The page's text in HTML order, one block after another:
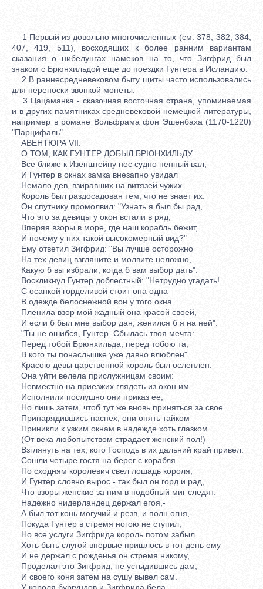
1 Первый из довольно многочисленных (см. 378, 382, 384,
407, 419, 511), восходящих к более ранним вариантам
сказания о нибелунгах намеков на то, что Зигфрид был
знаком с Брюнхильдой еще до поездки Гунтера в Исландию.
2 В раннесредневековом быту щиты часто использовались
для переноски звонкой монеты.
3 Цацаманка - сказочная восточная страна, упоминаемая
и в других памятниках средневековой немецкой литературы,
например в романе Вольфрама фон Эшенбаха (1170-1220)
"Парцифаль".
АВЕНТЮРА VII.
О ТОМ, КАК ГУНТЕР ДОБЫЛ БРЮНХИЛЬДУ
Все ближе к Изенштейну нес судно пенный вал,
И Гунтер в окнах замка внезапно увидал
Немало дев, взиравших на витязей чужих.
Король был раздосадован тем, что не знает их.
Он спутнику промолвил: "Узнать я был бы рад,
Что это за девицы у окон встали в ряд,
Вперяя взоры в море, где наш корабль бежит,
И почему у них такой высокомерный вид?"
Ему ответил Зигфрид: "Вы лучше осторожно
На тех девиц взгляните и молвите неложно,
Какую б вы избрали, когда б вам выбор дать".
Воскликнул Гунтер доблестный: "Нетрудно угадать!
С осанкой горделивой стоит она одна
В одежде белоснежной вон у того окна.
Пленила взор мой жадный она красой своей,
И если б был мне выбор дан, женился б я на ней".
"Ты не ошибся, Гунтер. Сбылась твоя мечта:
Перед тобой Брюнхильда, перед тобою та,
В кого ты понаслышке уже давно влюблен".
Красою девы царственной король был ослеплен.
Она уйти велела прислужницам своим:
Невместно на приезжих глядеть из окон им.
Исполнили послушно они приказ ее,
Но лишь затем, чтоб тут же вновь приняться за свое.
Принарядившись наспех, они опять тайком
Приникли к узким окнам в надежде хоть глазком
(От века любопытством страдает женский пол!)
Взглянуть на тех, кого Господь в их дальний край привел.
Сошли четыре гостя на берег с корабля.
По сходням королевич свел лошадь короля,
И Гунтер словно вырос - так был он горд и рад,
Что взоры женские за ним в подобный миг следят.
Надежно нидерландец держал егоя,-
А был тот конь могучий и резв, и полн огня,-
Покуда Гунтер в стремя ногою не ступил,
Но все услуги Зигфрида король потом забыл.
Хоть быть слугой впервые пришлось в тот день ему
И не держал с рожденья он стремя никому,
Проделал это Зигфрид, не устыдившись дам,
И своего коня затем на сушу вывел сам.
У короля бургундов и Зигфрида бела,